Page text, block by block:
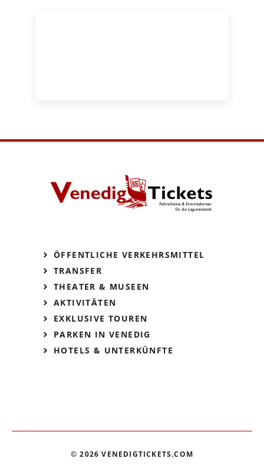
ÖFFENTLICHE VERKEHRSMITTEL
TRANSFER
THEATER & MUSEEN
AKTIVITÄTEN
EXKLUSIVE TOUREN
PARKEN IN VENEDIG
HOTELS & UNTERKÜNFTE
© 2026 VENEDIGTICKETS.COM